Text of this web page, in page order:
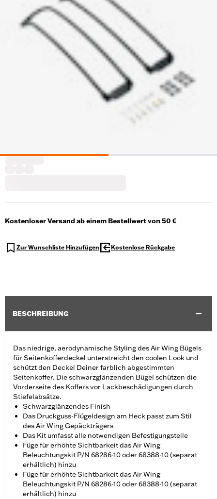
Kostenloser Versand ab einem Bestellwert von 50 €
Zur Wunschliste Hinzufügen Kostenlose Rückgabe
BESCHREIBUNG
Das niedrige, aerodynamische Styling des Air Wing Bügels
für Seitenkofferdeckel unterstreicht den coolen Look und
schützt den Deckel Deiner farblich abgestimmten
Seitenkoffer. Die schwarzglänzenden Bügel schützen die
Vorderseite des Koffers vor Lackbeschädigungen durch
Stiefelabsätze.
Schwarzglänzendes Finish
Das Druckguss-Flügeldesign am Heck passt zum Stil
des Air Wing Gepäckträgers
Das Kit umfasst alle notwendigen Befestigungsteile
Füge für erhöhte Sichtbarkeit das Air Wing
Beleuchtungskit P/N 68286-10 oder 68388-10 (separat
erhältlich) hinzu
Füge für erhöhte Sichtbarkeit das Air Wing
Beleuchtungskit P/N 68286-10 oder 68388-10 (separat
erhältlich) hinzu